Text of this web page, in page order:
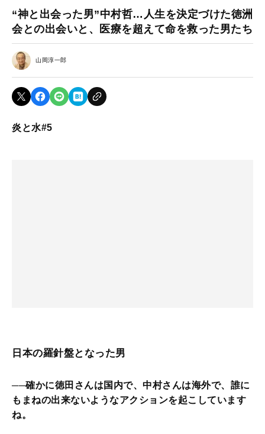
“神と出会った男”中村哲…人生を決定づけた徳洲
会との出会いと、医療を超えて命を救った男たち
山岡淳一郎
炎と水#5
日本の羅針盤となった男
──確かに徳田さんは国内で、中村さんは海外で、誰に
もまねの出来ないようなアクションを起こしています
ね。